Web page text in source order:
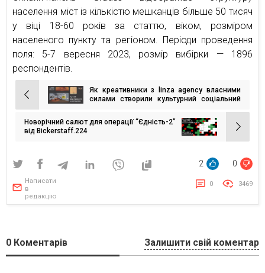
населення міст із кількістю мешканців більше 50 тисяч
у віці 18-60 років за статтю, віком, розміром
населеного пункту та регіоном. Періоди проведення
поля: 5-7 вересня 2023, розмір вибірки — 1896
респондентів.
Навігація
записів
Як креативники з linza agency власними
силами створили культурний соціальний
Новорічний салют для операції “Єдність-2”
від Bickerstaff.224
2 0
Написати
в
редакцію
0 3469
0 Коментарів Залишити свій коментар